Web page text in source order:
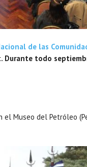
de las
Durante todo
el Museo del Petróleo